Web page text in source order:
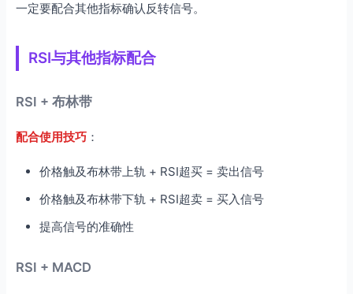
一定要配合其他指标确认反转信号。
RSI与其他指标配合
RSI + 布林带
配合使用技巧 ：
价格触及布林带上轨 + RSI超买 = 卖出信号
价格触及布林带下轨 + RSI超卖 = 买入信号
提高信号的准确性
RSI + MACD